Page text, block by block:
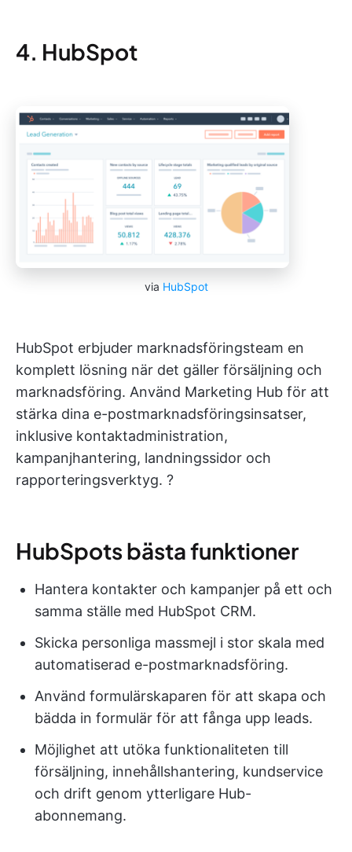
4. HubSpot
via HubSpot
HubSpot erbjuder marknadsföringsteam en
komplett lösning när det gäller försäljning och
marknadsföring. Använd Marketing Hub för att
stärka dina e-postmarknadsföringsinsatser,
inklusive kontaktadministration,
kampanjhantering, landningssidor och
rapporteringsverktyg. ?
HubSpots bästa funktioner
Hantera kontakter och kampanjer på ett och
samma ställe med HubSpot CRM.
Skicka personliga massmejl i stor skala med
automatiserad e-postmarknadsföring.
Använd formulärskaparen för att skapa och
bädda in formulär för att fånga upp leads.
Möjlighet att utöka funktionaliteten till
försäljning, innehållshantering, kundservice
och drift genom ytterligare Hub-
abonnemang.